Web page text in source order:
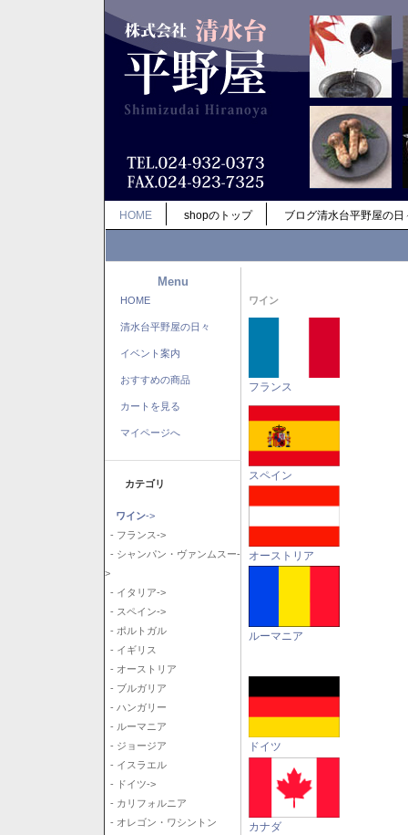
HOME shopのトップ ブログ清水台平野屋の日
Menu
HOME
清水台平野屋の日々
イベント案内
おすすめの商品
カートを見る
マイページへ
カテゴリ
ワイン->
- フランス->
- シャンパン・ヴァンムスー-
>
- イタリア->
- スペイン->
- ポルトガル
- イギリス
- オーストリア
- ブルガリア
- ハンガリー
- ルーマニア
- ジョージア
- イスラエル
- ドイツ->
- カリフォルニア
- オレゴン・ワシントン
ワイン
フランス
スペイン
オーストリア
ルーマニア
ドイツ
カナダ